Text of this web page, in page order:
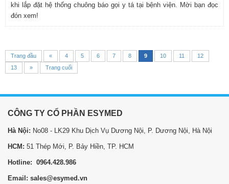
khi lắp đặt hệ thống chuông báo gọi y tá tại bệnh viện. Mời bạn đọc
đón xem!
Trang đầu « 4 5 6 7 8 9 10 11
12
13
» Trang cuối
CÔNG TY CỔ PHẦN ESYMED
Hà Nội: No08 - LK29 Khu Dịch Vụ Dương Nội, P. Dương Nội, Hà Nội
HCM: 51 Thép Mới, P. Bảy Hiền, TP. HCM
Hotline: 0964.428.986
Email: sales@esymed.vn